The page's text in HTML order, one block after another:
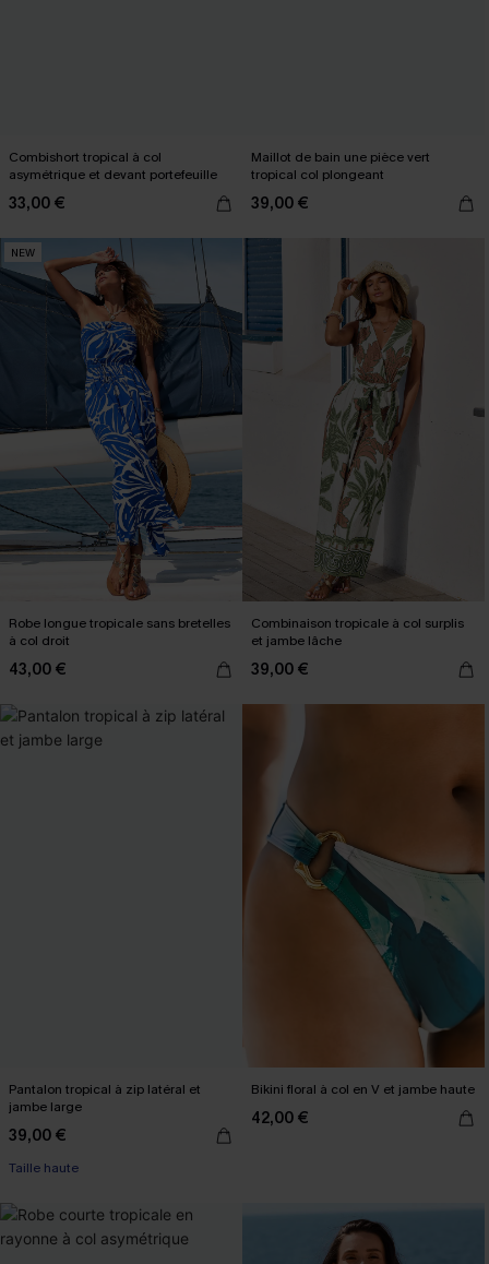
Combishort tropical à col
asymétrique et devant portefeuille
33,00 €
Maillot de bain une pièce vert
tropical col plongeant
39,00 €
NEW
Robe longue tropicale sans bretelles
à col droit
43,00 €
Combinaison tropicale à col surplis
et jambe lâche
39,00 €
Pantalon tropical à zip latéral et
jambe large
39,00 €
Taille haute
Bikini floral à col en V et jambe haute
42,00 €